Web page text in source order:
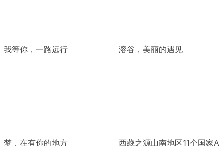
我等你，一路远行 溶谷，美丽的遇见
梦，在有你的地方 西藏之源山南地区11个国家A